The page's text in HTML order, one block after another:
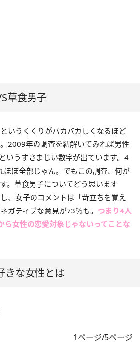
草食男子
いうくくりがバカバカしくなるほど
2009年の調査を紐解いてみれば男性
いうすさまじい数字が出ています。4
ほぼ全部じゃん。でもこの調査、何が
。草食男子についてどう思います
、女子のコメントは「苛立ちを覚え
ガティブな意見が73％も。 つまり4人
ら女性の恋愛対象じゃないってことな
きな女性とは
1ページ/5ページ